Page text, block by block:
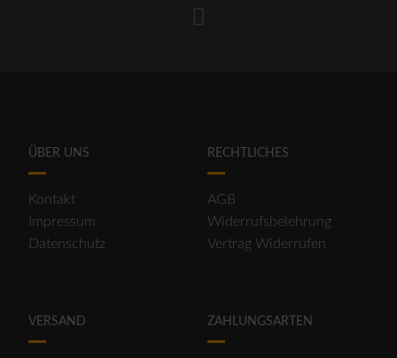
ÜBER UNS
Kontakt
Impressum
Datenschutz
RECHTLICHES
AGB
Widerrufsbelehrung
Vertrag Widerrufen
VERSAND ZAHLUNGSARTEN